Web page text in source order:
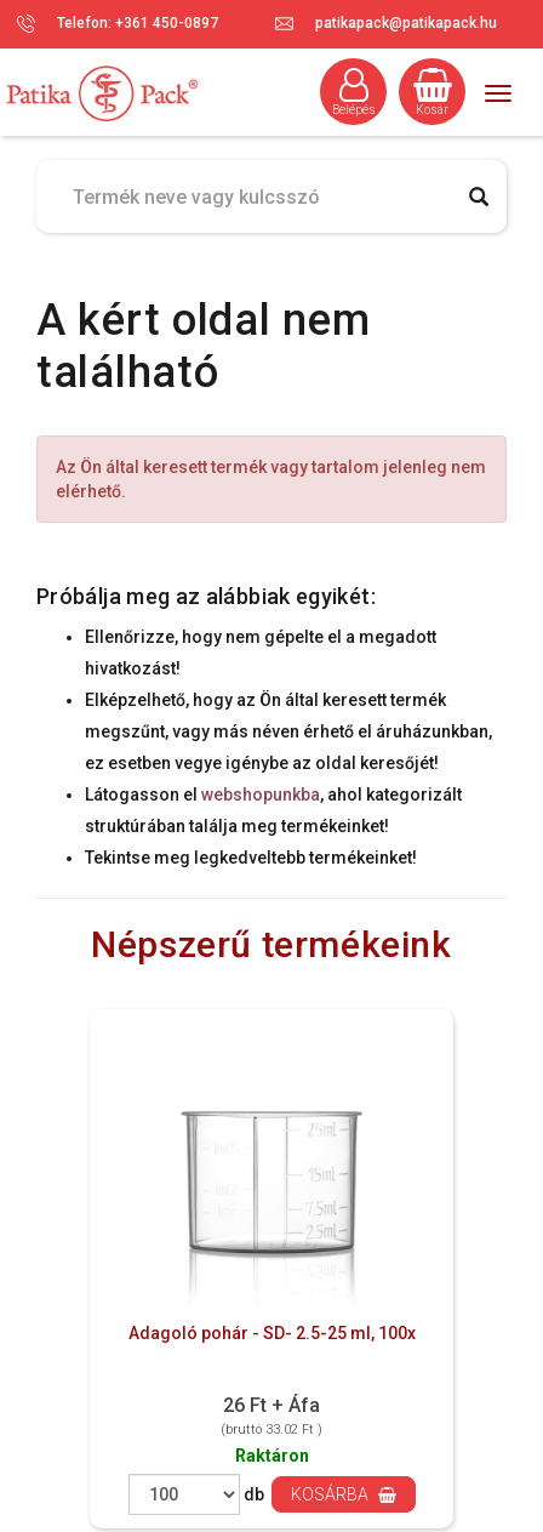
Telefon: +361 450-0897 patikapack@patikapack.hu
Kosár
Belépés
A kért oldal nem
található
Az Ön által keresett termék vagy tartalom jelenleg nem
elérhető.
Próbálja meg az alábbiak egyikét:
Ellenőrizze, hogy nem gépelte el a megadott
hivatkozást!
Elképzelhető, hogy az Ön által keresett termék
megszűnt, vagy más néven érhető el áruházunkban,
ez esetben vegye igénybe az oldal keresőjét!
Látogasson el webshopunkba, ahol kategorizált
struktúrában találja meg termékeinket!
Tekintse meg legkedveltebb termékeinket!
Népszerű termékeink
Adagoló pohár - SD- 2.5-25 ml, 100x
26 Ft + Áfa
(bruttó 33.02 Ft )
Raktáron
db
KOSÁRBA